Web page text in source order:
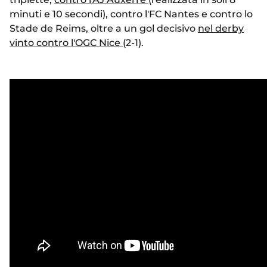
minuti e 10 secondi), contro l'FC Nantes e contro lo
Stade de Reims, oltre a un gol decisivo nel derby
vinto contro l'OGC Nice (2-1).